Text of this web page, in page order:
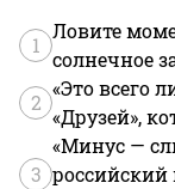
1
Ловите
солнечное
2
«Это всего
«Друзей»,
3
«Минус —
российский